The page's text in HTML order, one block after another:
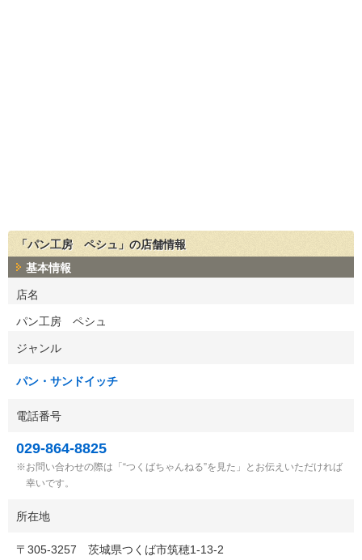
「パン工房 ペシュ」の店舗情報
基本情報
店名
パン工房 ペシュ
ジャンル
パン・サンドイッチ
電話番号
029-864-8825
お問い合わせの際は「“つくばちゃんねる”を見た」とお伝えいただければ
幸いです。
所在地
〒 305-3257 茨城県つくば市筑穂1-13-2